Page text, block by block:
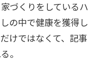
づくりをしているハ
の中で健康を獲得し
けではなくて、記事
。